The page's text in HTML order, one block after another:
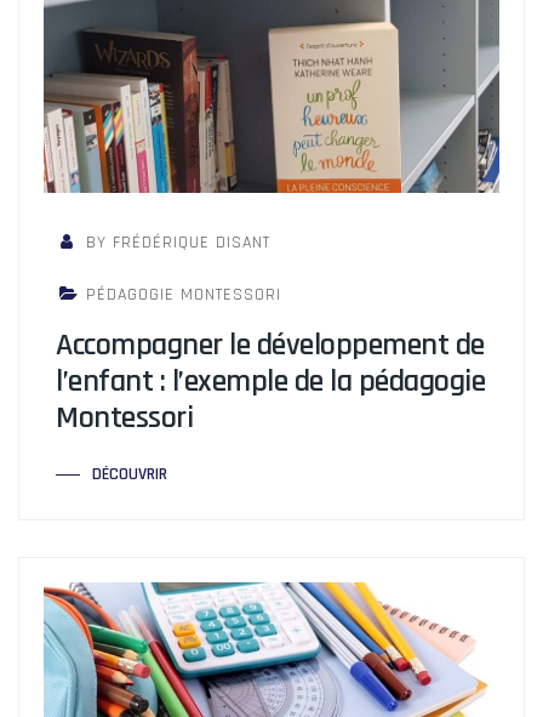
BY FRÉDÉRIQUE DISANT
PÉDAGOGIE MONTESSORI
Accompagner le développement de
l’enfant : l’exemple de la pédagogie
Montessori
DÉCOUVRIR